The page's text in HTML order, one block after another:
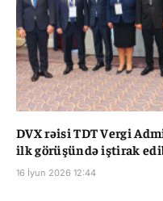
DVX rəisi TDT Vergi
ilk görüşündə iştirak
16 İyun 2026 12:44